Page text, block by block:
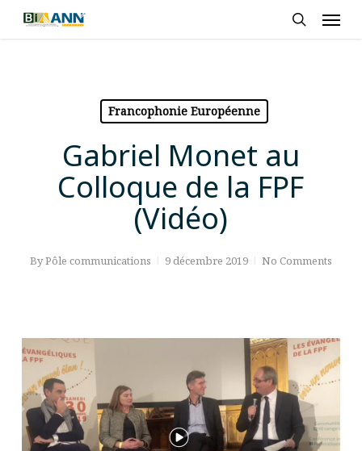
Skip
Francophonie Européenne
Gabriel Monet au
Colloque de la FPF
(Vidéo)
ByPôle communications 9 décembre 2019 No Comments